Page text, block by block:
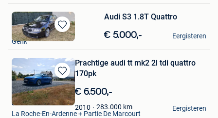
Bewaren
in
Favorieten
Audi S3 1.8T Quattro
€ 5.000,-
vpower
Genk
Eergisteren
Bewaren
in
Mijn
Favorieten
Prachtige audi tt mk2 2l tdi quattro
170pk
€ 6.500,-
2010 283.000 km
denis
La Roche-En-Ardenne + Partie De Marcourt
Eergisteren